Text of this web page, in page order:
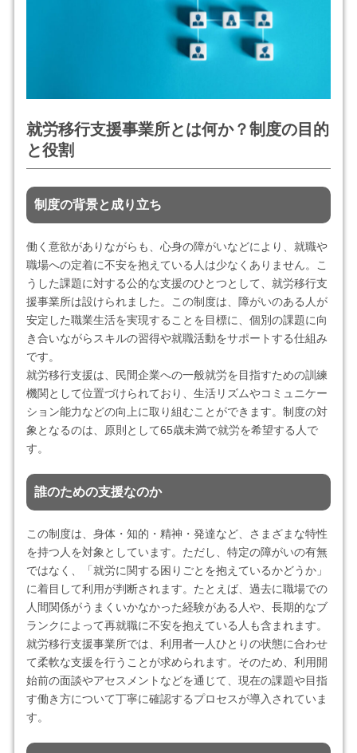
就労移行支援事業所とは何か？制度の目的
と役割
制度の背景と成り立ち
働く意欲がありながらも、心身の障がいなどにより、就職や
職場への定着に不安を抱えている人は少なくありません。こ
うした課題に対する公的な支援のひとつとして、就労移行支
援事業所は設けられました。この制度は、障がいのある人が
安定した職業生活を実現することを目標に、個別の課題に向
き合いながらスキルの習得や就職活動をサポートする仕組み
です。
就労移行支援は、民間企業への一般就労を目指すための訓練
機関として位置づけられており、生活リズムやコミュニケー
ション能力などの向上に取り組むことができます。制度の対
象となるのは、原則として65歳未満で就労を希望する人で
す。
誰のための支援なのか
この制度は、身体・知的・精神・発達など、さまざまな特性
を持つ人を対象としています。ただし、特定の障がいの有無
ではなく、「就労に関する困りごとを抱えているかどうか」
に着目して利用が判断されます。たとえば、過去に職場での
人間関係がうまくいかなかった経験がある人や、長期的なブ
ランクによって再就職に不安を抱えている人も含まれます。
就労移行支援事業所では、利用者一人ひとりの状態に合わせ
て柔軟な支援を行うことが求められます。そのため、利用開
始前の面談やアセスメントなどを通じて、現在の課題や目指
す働き方について丁寧に確認するプロセスが導入されていま
す。